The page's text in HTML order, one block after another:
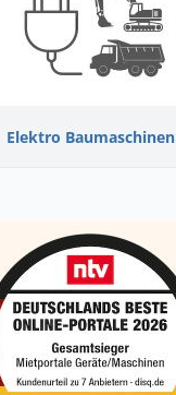
Elektro Baumaschinen